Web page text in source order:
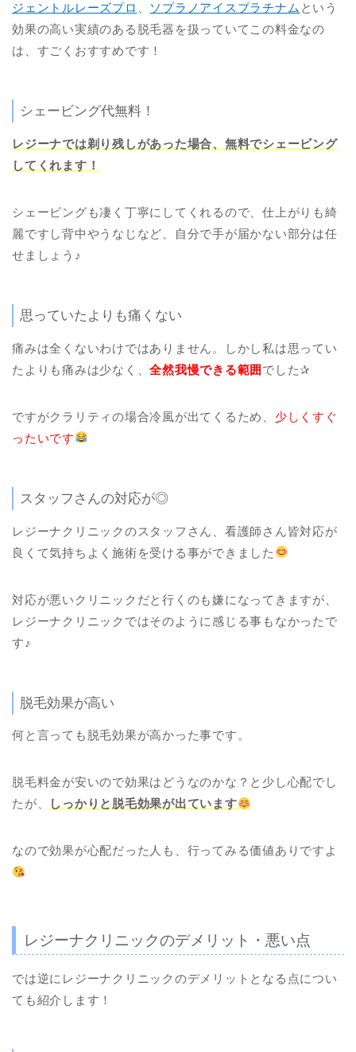
ジェントルレーズプロ ソプラノアイスプラチナム という
効果の高い実績のある脱毛器を扱っていてこの料金なの
は、すごくおすすめです！
シェービング代無料！
レジーナでは剃り残しがあった場合、無料でシェービング
してくれます！
シェービングも凄く丁寧にしてくれるので、仕上がりも綺
麗ですし背中やうなじなど、自分で手が届かない部分は任
せましょう♪
思っていたよりも痛くない
痛みは全くないわけではありません。しかし私は思ってい
たよりも痛みは少なく、全然我慢できる範囲 でした✰
ですがクラリティの場合冷風が出てくるため、 少しくすぐ
ったいです
スタッフさんの対応が◎
レジーナクリニックのスタッフさん、看護師さん皆対応が
良くて気持ちよく施術を受ける事ができました
対応が悪いクリニックだと行くのも嫌になってきますが、
レジーナクリニックではそのように感じる事もなかったで
す♪
脱毛効果が高い
何と言っても脱毛効果が高かった事です。
脱毛料金が安いので効果はどうなのかな？と少し心配でし
たが、
しっかりと脱毛効果が出ています
なので効果が心配だった人も、行ってみる価値ありですよ
レジーナクリニックのデメリット・悪い点
では逆にレジーナクリニックのデメリットとなる点につい
ても紹介します！